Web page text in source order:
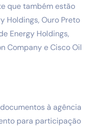
que também estão
Holdings, Ouro Preto
Energy Holdings,
Company e Cisco Oil
à agência
para participação